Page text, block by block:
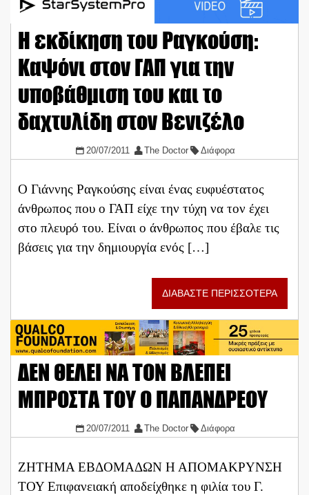
Η εκδίκηση του Ραγκούση:
Καψόνι στον ΓΑΠ για την
υποβάθμιση του και το
δαχτυλίδη στον Βενιζέλο
20/07/2011 The Doctor Διάφορα
Ο Γιάννης Ραγκούσης είναι ένας ευφυέστατος
άνθρωπος που ο ΓΑΠ είχε την τύχη να τον έχει
στο πλευρό του. Είναι ο άνθρωπος που έβαλε τις
βάσεις για την δημιουργία ενός […]
ΔΙΑΒΑΣΤΕ ΠΕΡΙΣΣΟΤΕΡΑ
ΔΕΝ ΘΕΛΕΙ ΝΑ ΤΟΝ ΒΛΕΠΕΙ
ΜΠΡΟΣΤΑ ΤΟΥ Ο ΠΑΠΑΝΔΡΕΟΥ
20/07/2011 The Doctor Διάφορα
ΖΗΤΗΜΑ ΕΒΔΟΜΑΔΩΝ Η ΑΠΟΜΑΚΡΥΝΣΗ
ΤΟΥ Επιφανειακή αποδείχθηκε η φιλία του Γ.